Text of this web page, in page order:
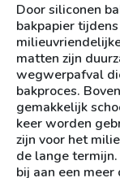
Door siliconen
bakpapier
matten zijn
wegwerpafval
bakproces.
gemakkelijk
keer worden
zijn voor het
de lange
bij aan een meer